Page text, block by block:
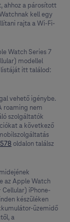
ahhoz a párosított
kell egy
rajta a Wi‑Fi-
Watch Series 7
modellel
itt találod:
vehető igénybe.
roaming nem
szolgáltatók
a következő
oldalon találsz
az Apple Watch
Cellular) iPhone-
készüléken
üzemidő
a